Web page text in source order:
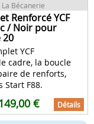
Bécanerie
Renforcé YCF
/ Noir pour
20
YCF
cadre, la boucle
de renforts,
Start F88.
€ Détails